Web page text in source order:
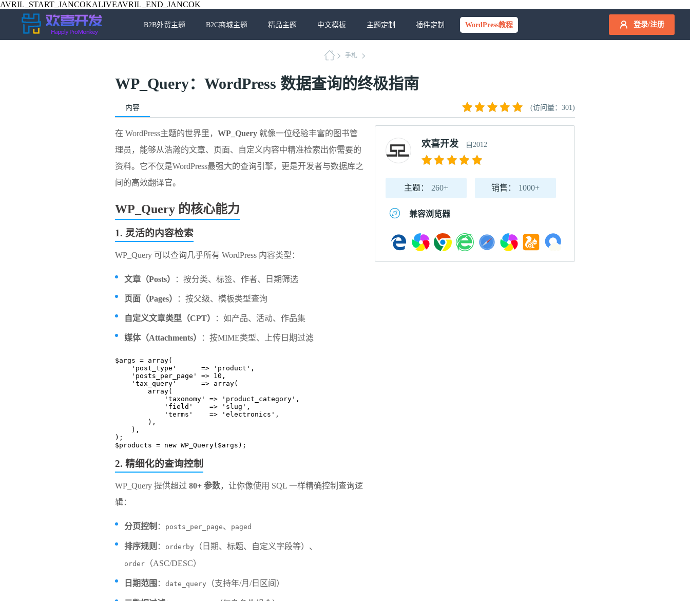
AVRIL_START_JANCOKALIVEAVRIL_END_JANCOK
B2B外贸主题 B2C商城主题 精品主题 中文模板 主题定制 插件定制 WordPress教程 登录/注册
手札
​​WP_Query：WordPress 数据查询的终极指南​​
内容 (访问量：301)
在 WordPress主题的世界里，​ ​WP_Query​ ​ 就像一位经验丰富的图书管
理员，能够从浩瀚的文章、页面、自定义内容中精准检索出你需要的
资料。它不仅是WordPress最强大的查询引擎，更是开发者与数据库之
间的高效翻译官。
​WP_Query 的核心能力​
​1. 灵活的内容检索​
WP_Query 可以查询几乎所有 WordPress 内容类型：
​文章（Posts）​ ​：按分类、标签、作者、日期筛选
​页面（Pages）​ ​：按父级、模板类型查询
​自定义文章类型（CPT）​ ​：如产品、活动、作品集
​媒体（Attachments）​ ​：按MIME类型、上传日期过滤
$args = array(
    'post_type'      => 'product',
    'posts_per_page' => 10,
    'tax_query'      => array(
        array(
            'taxonomy' => 'product_category',
            'field'    => 'slug',
            'terms'    => 'electronics',
        ),
    ),
);
$products = new WP_Query($args);
​2. 精细化的查询控制​
WP_Query 提供超过 ​ ​80+ 参数​​，让你像使用 SQL 一样精确控制查询逻
辑：
​分页控制​ ​： posts_per_page、 paged
​排序规则​ ​： orderby （日期、标题、自定义字段等）、
order （ASC/DESC）
​日期范围​ ​： date_query （支持年/月/日区间）
欢喜开发 自2012
主题： 260+ 销售： 1000+
兼容浏览器